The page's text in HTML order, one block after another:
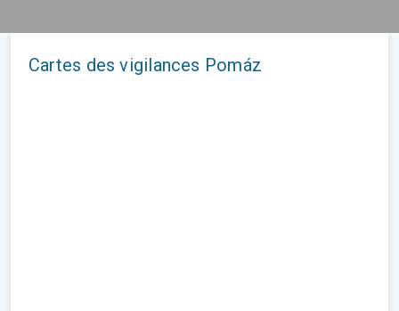
Cartes des vigilances Pomáz